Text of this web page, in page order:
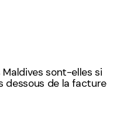
Maldives sont-elles si
dessous de la facture